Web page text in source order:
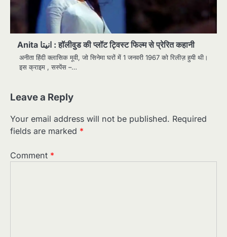
Anita انیتا : हॉलीवुड की प्लॉट ट्विस्ट फिल्म से प्रेरित कहानी
अनीता हिंदी क्लासिक मूवी, जो सिनेमा घरों में 1 जनवरी 1967 को रिलीज़ हुयी थी।
इस क्राइम , सस्पेंस –…
Leave a Reply
Your email address will not be published. Required
fields are marked *
Comment *